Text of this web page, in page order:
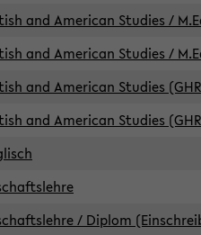
and American Studies /
and American Studies /
and American Studies
and American Studies
/ Diplom